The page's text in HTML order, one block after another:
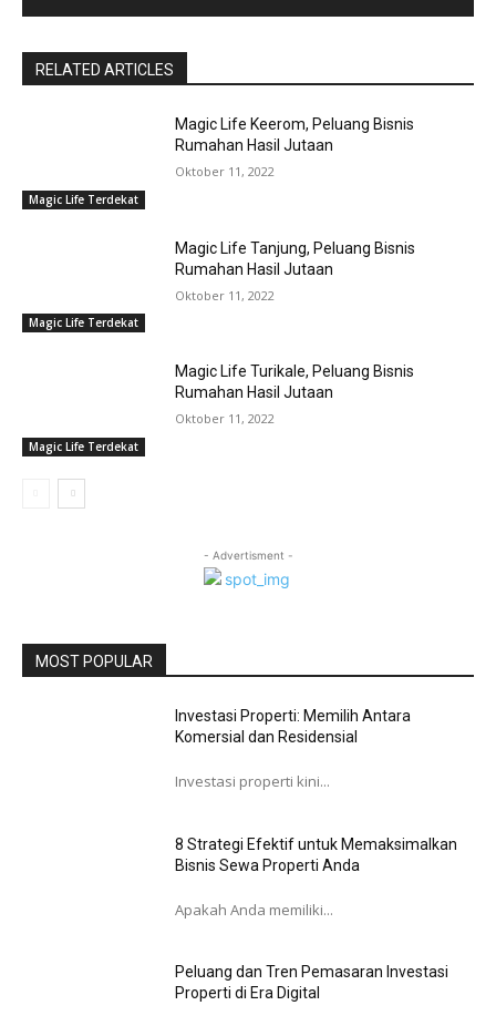
RELATED ARTICLES
Magic Life Terdekat
Magic Life Keerom, Peluang Bisnis
Rumahan Hasil Jutaan
Oktober 11, 2022
Magic Life Terdekat
Magic Life Tanjung, Peluang Bisnis
Rumahan Hasil Jutaan
Oktober 11, 2022
Magic Life Terdekat
Magic Life Turikale, Peluang Bisnis
Rumahan Hasil Jutaan
Oktober 11, 2022
- Advertisment -
MOST POPULAR
Investasi Properti: Memilih Antara
Komersial dan Residensial
Investasi properti kini...
8 Strategi Efektif untuk Memaksimalkan
Bisnis Sewa Properti Anda
Apakah Anda memiliki...
Peluang dan Tren Pemasaran Investasi
Properti di Era Digital